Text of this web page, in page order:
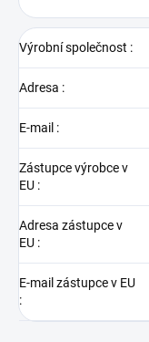
Výrobní společnost :
Adresa :
E-mail :
Zástupce výrobce v
EU :
Adresa zástupce v
EU :
E-mail zástupce v EU
: